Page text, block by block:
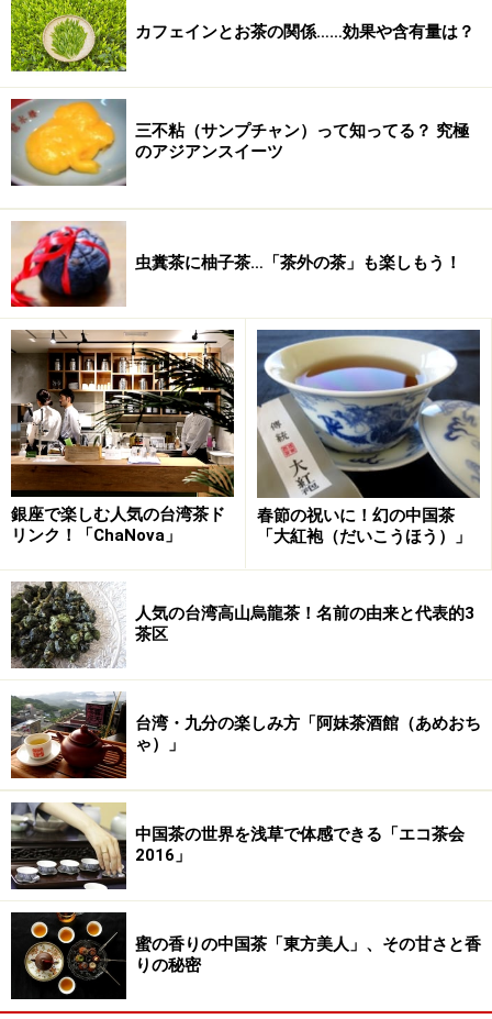
カフェインとお茶の関係……効果や含有量は？
三不粘（サンプチャン）って知ってる？ 究極
のアジアンスイーツ
虫糞茶に柚子茶…「茶外の茶」も楽しもう！
銀座で楽しむ人気の台湾茶ド
リンク！「ChaNova」
春節の祝いに！幻の中国茶
「大紅袍（だいこうほう）」
人気の台湾高山烏龍茶！名前の由来と代表的3
茶区
台湾・九分の楽しみ方「阿妹茶酒館（あめおち
ゃ）」
中国茶の世界を浅草で体感できる「エコ茶会
2016」
蜜の香りの中国茶「東方美人」、その甘さと香
りの秘密